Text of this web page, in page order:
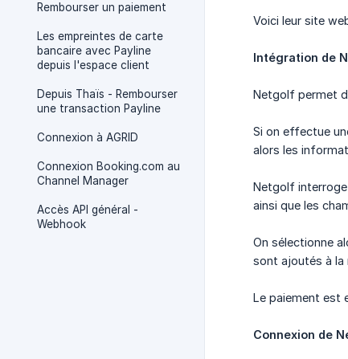
Rembourser un paiement
Les empreintes de carte
bancaire avec Payline
depuis l'espace client
Depuis Thaïs - Rembourser
une transaction Payline
Connexion à AGRID
Connexion Booking.com au
Channel Manager
Accès API général -
Webhook
Voici leur site
Intégration de
Netgolf permet
Si on effectue
alors les
Netgolf
ainsi que les
On sélectionne
sont ajoutés à la
Le paiement est
Connexion de